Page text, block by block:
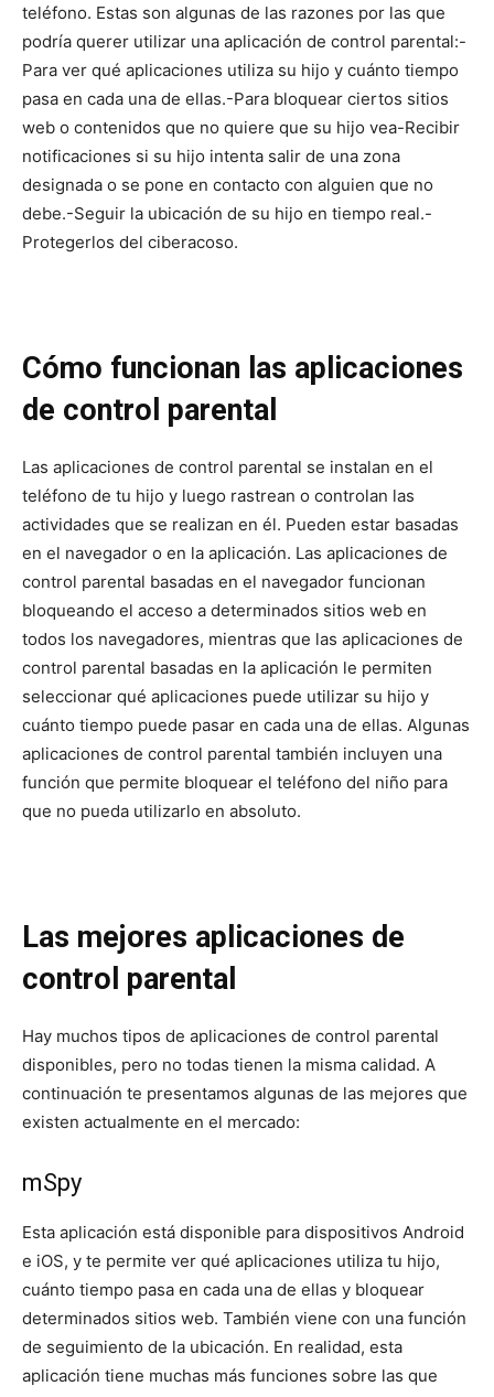
teléfono. Estas son algunas de las razones por las que
podría querer utilizar una aplicación de control parental:-
Para ver qué aplicaciones utiliza su hijo y cuánto tiempo
pasa en cada una de ellas.-Para bloquear ciertos sitios
web o contenidos que no quiere que su hijo vea-Recibir
notificaciones si su hijo intenta salir de una zona
designada o se pone en contacto con alguien que no
debe.-Seguir la ubicación de su hijo en tiempo real.-
Protegerlos del ciberacoso.
Cómo funcionan las aplicaciones
de control parental
Las aplicaciones de control parental se instalan en el
teléfono de tu hijo y luego rastrean o controlan las
actividades que se realizan en él. Pueden estar basadas
en el navegador o en la aplicación. Las aplicaciones de
control parental basadas en el navegador funcionan
bloqueando el acceso a determinados sitios web en
todos los navegadores, mientras que las aplicaciones de
control parental basadas en la aplicación le permiten
seleccionar qué aplicaciones puede utilizar su hijo y
cuánto tiempo puede pasar en cada una de ellas. Algunas
aplicaciones de control parental también incluyen una
función que permite bloquear el teléfono del niño para
que no pueda utilizarlo en absoluto.
Las mejores aplicaciones de
control parental
Hay muchos tipos de aplicaciones de control parental
disponibles, pero no todas tienen la misma calidad. A
continuación te presentamos algunas de las mejores que
existen actualmente en el mercado:
mSpy
Esta aplicación está disponible para dispositivos Android
e iOS, y te permite ver qué aplicaciones utiliza tu hijo,
cuánto tiempo pasa en cada una de ellas y bloquear
determinados sitios web. También viene con una función
de seguimiento de la ubicación. En realidad, esta
aplicación tiene muchas más funciones sobre las que